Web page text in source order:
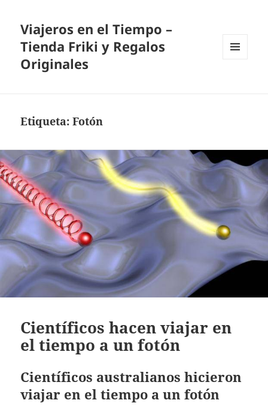
Viajeros en el Tiempo –
Tienda Friki y Regalos
Originales
Etiqueta:Fotón
Científicos hacen viajar en
el tiempo a un fotón
Científicos australianos hicieron
viajar en el tiempo a un fotón